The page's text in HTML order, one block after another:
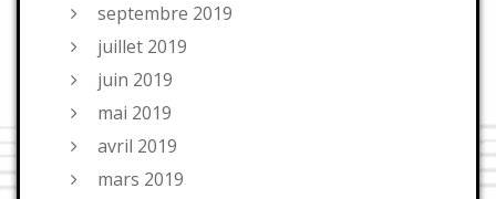
septembre 2019
juillet 2019
juin 2019
mai 2019
avril 2019
mars 2019